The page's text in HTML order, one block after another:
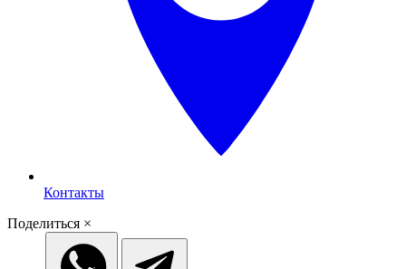
Контакты
Поделиться ×